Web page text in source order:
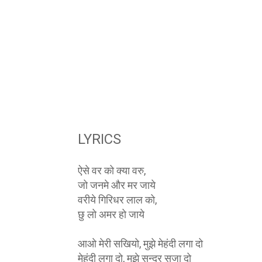
LYRICS
ऐसे वर को क्या वरु,
जो जनमे और मर जाये
वरीये गिरिधर लाल को,
छु लो अमर हो जाये
आओ मेरी सखियो, मुझे मेहंदी लगा दो
मेहंदी लगा दो, मुझे सुन्दर सजा दो